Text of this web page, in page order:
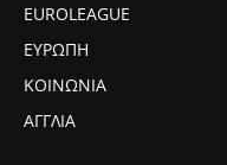
EUROLEAGUE
ΕΥΡΩΠΗ
ΚΟΙΝΩΝΙΑ
ΑΓΓΛΙΑ